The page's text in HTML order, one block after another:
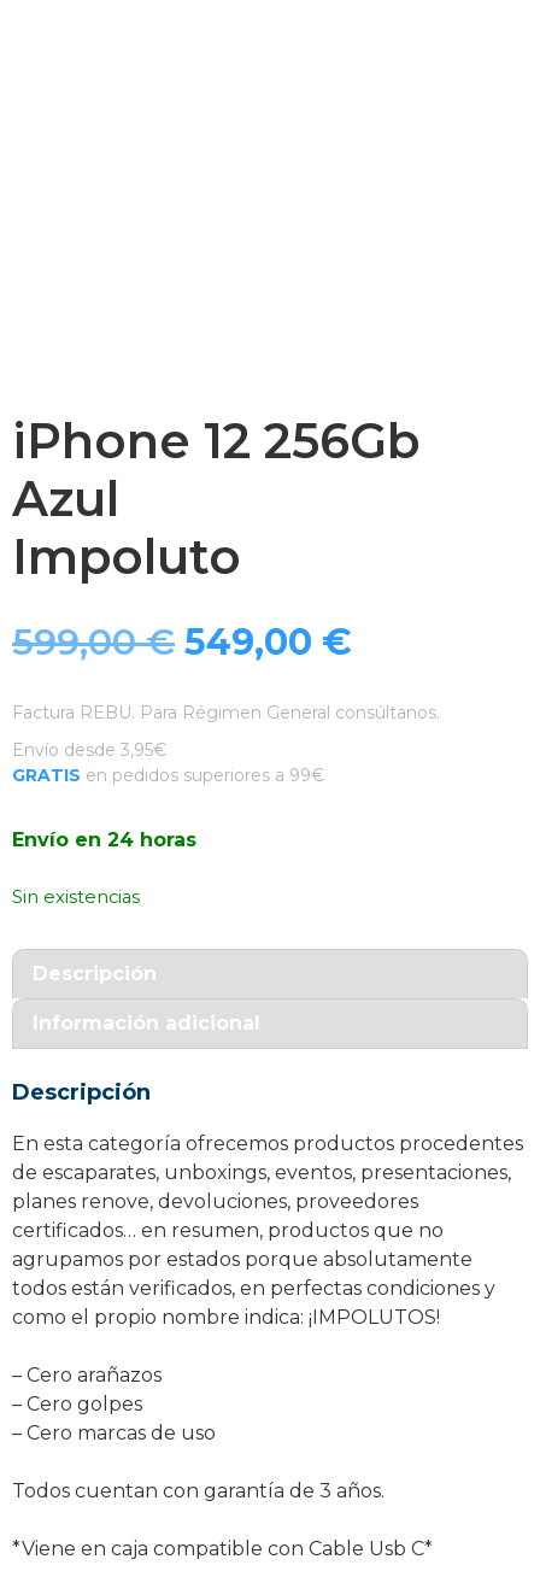
iPhone 12 256Gb
Azul
Impoluto
599,00€ El
precio
599,00 €.
549,00 €
precio
Factura REBU. Para Régimen General consúltanos.
Envío desde 3,95€
GRATIS en pedidos superiores a 99€
Envío en 24 horas
Sin existencias
Descripción
Información adicional
Descripción
En esta categoría ofrecemos productos procedentes
de escaparates, unboxings, eventos, presentaciones,
planes renove, devoluciones, proveedores
certificados… en resumen, productos que no
agrupamos por estados porque absolutamente
todos están verificados, en perfectas condiciones y
como el propio nombre indica: ¡IMPOLUTOS!
– Cero arañazos
– Cero golpes
– Cero marcas de uso
Todos cuentan con garantía de 3 años.
*Viene en caja compatible con Cable Usb C*